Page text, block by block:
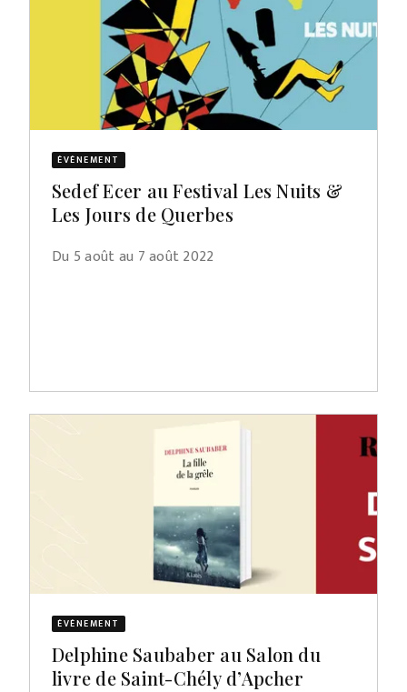
ÉVÈNEMENT
Sedef Ecer au Festival Les Nuits &
Les Jours de Querbes
Du 5 août au 7 août 2022
ÉVÈNEMENT
Delphine Saubaber au Salon du
livre de Saint-Chély d’Apcher